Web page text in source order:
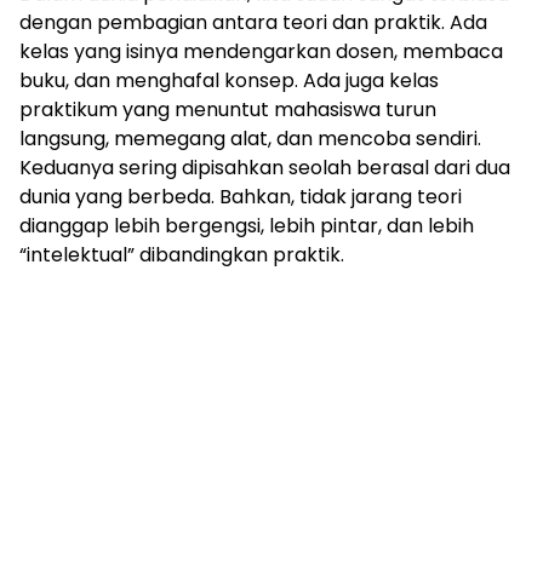
dengan pembagian antara teori dan praktik. Ada
kelas yang isinya mendengarkan dosen, membaca
buku, dan menghafal konsep. Ada juga kelas
praktikum yang menuntut mahasiswa turun
langsung, memegang alat, dan mencoba sendiri.
Keduanya sering dipisahkan seolah berasal dari dua
dunia yang berbeda. Bahkan, tidak jarang teori
dianggap lebih bergengsi, lebih pintar, dan lebih
“intelektual” dibandingkan praktik.